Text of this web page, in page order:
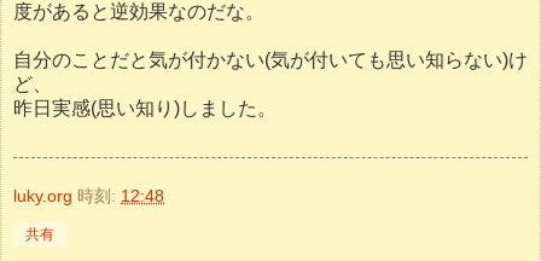
度があると逆効果なのだな。
自分のことだと気が付かない(気が付いても思い知らない)け
ど、
昨日実感(思い知り)しました。
luky.org 時刻: 12:48
共有